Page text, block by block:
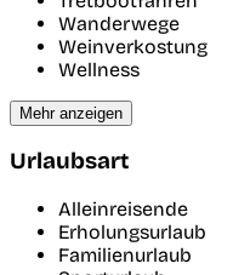
Wanderwege
Weinverkostung
Wellness
Mehr anzeigen
Urlaubsart
Alleinreisende
Erholungsurlaub
Familienurlaub